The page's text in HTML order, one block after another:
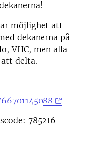
möjlighet att
dekanerna på
VHC, men alla
delta.
785216